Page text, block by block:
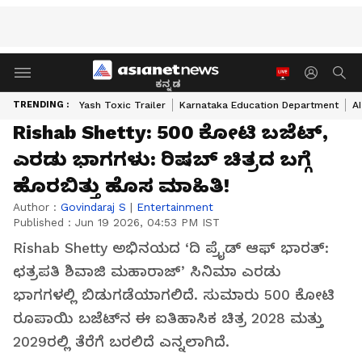
ಕನ್ನಡ
TRENDING : Yash Toxic Trailer Karnataka Education Department
Rishab Shetty: 500 ಕೋಟಿ ಬಜೆಟ್‌,
ಎರಡು ಭಾಗಗಳು: ರಿಷಬ್ ಚಿತ್ರದ ಬಗ್ಗೆ
ಹೊರಬಿತ್ತು ಹೊಸ ಮಾಹಿತಿ!
Author : Govindaraj S | Entertainment
Published : Jun 19 2026, 04:53 PM IST
Rishab Shetty ಅಭಿನಯದ ‘ದಿ ಪ್ರೈಡ್ ಆಫ್ ಭಾರತ್:
ಛತ್ರಪತಿ ಶಿವಾಜಿ ಮಹಾರಾಜ್’ ಸಿನಿಮಾ ಎರಡು
ಭಾಗಗಳಲ್ಲಿ ಬಿಡುಗಡೆಯಾಗಲಿದೆ. ಸುಮಾರು 500 ಕೋಟಿ
ರೂಪಾಯಿ ಬಜೆಟ್‌ನ ಈ ಐತಿಹಾಸಿಕ ಚಿತ್ರ 2028 ಮತ್ತು
2029ರಲ್ಲಿ ತೆರೆಗೆ ಬರಲಿದೆ ಎನ್ನಲಾಗಿದೆ.